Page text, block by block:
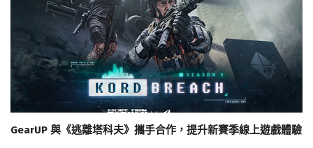
GearUP 與《逃離塔科夫》攜手合作，提升新賽季線上遊戲體驗